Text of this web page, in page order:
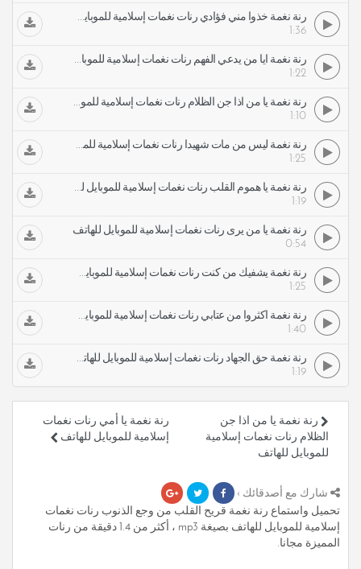
رنة نغمة خذوا مني فؤادي رنات نغمات إسلامية للموبايل للهاتف
1:36
رنة نغمة أيا من يدعي الفهم رنات نغمات إسلامية للموبايل للهاتف
1:22
رنة نغمة يا من اذا جن الظلام رنات نغمات إسلامية للموبايل للهاتف
1:10
رنة نغمة ليس من مات شهيدا رنات نغمات إسلامية للموبايل للهاتف
1:25
رنة نغمة يا هموم القلب رنات نغمات إسلامية للموبايل للهاتف
1:19
رنة نغمة يا من يرى رنات نغمات إسلامية للموبايل للهاتف
0:54
رنة نغمة يشفيك من كنت رنات نغمات إسلامية للموبايل للهاتف
1:25
رنة نغمة أكثروا من عتابي رنات نغمات إسلامية للموبايل للهاتف
1:40
رنة نغمة حق الجهاد رنات نغمات إسلامية للموبايل للهاتف
1:19
رنة نغمة يا أمي رنات نغمات
إسلامية للموبايل للهاتف
رنة نغمة يا من اذا جن
الظلام رنات نغمات إسلامية
للموبايل للهاتف
شارك مع أصدقائك ›
تحميل واستماع رنة نغمة قريح القلب من وجع الذنوب رنات نغمات
إسلامية للموبايل للهاتف بصيغة mp3 ، أكثر من 1.4 دقيقة من رنات
المميزة مجانا.